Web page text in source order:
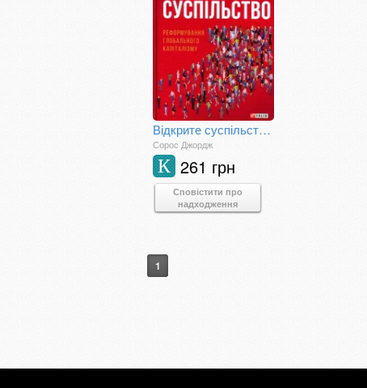
Відкрите суспільство. Реформування глобального капіталізму
Сорос Джордж
261 грн
К
Сповістити про
надходження
1